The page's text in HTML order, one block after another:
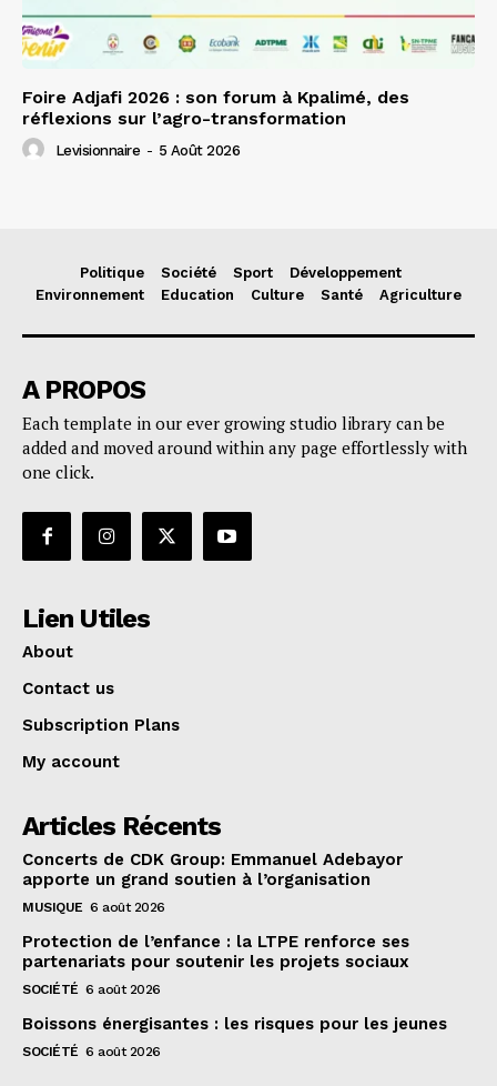
Foire Adjafi 2026 : son forum à Kpalimé, des
réflexions sur l’agro-transformation
Levisionnaire - 5 Août 2026
Politique Société Sport
Développement
Environnement
Education Culture Santé Agriculture
A PROPOS
Each template in our ever growing studio library can be
added and moved around within any page effortlessly with
one click.
Lien Utiles
About
Contact us
Subscription Plans
My account
Articles Récents
Concerts de CDK Group: Emmanuel Adebayor
apporte un grand soutien à l’organisation
MUSIQUE 6 août 2026
Protection de l’enfance : la LTPE renforce ses
partenariats pour soutenir les projets sociaux
SOCIÉTÉ 6 août 2026
Boissons énergisantes : les risques pour les jeunes
SOCIÉTÉ 6 août 2026